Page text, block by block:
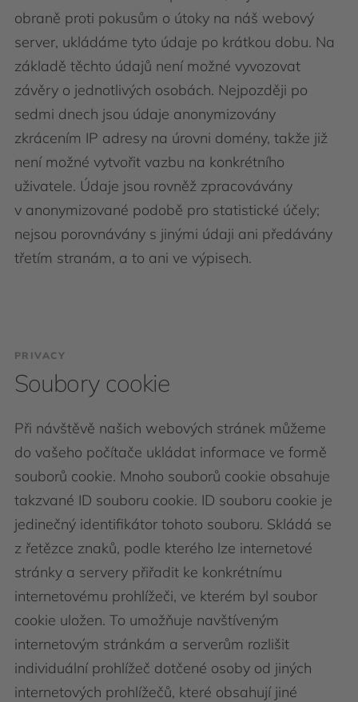
obraně proti pokusům o útoky na náš webový
server, ukládáme tyto údaje po krátkou dobu. Na
základě těchto údajů není možné vyvozovat
závěry o jednotlivých osobách. Nejpozději po
sedmi dnech jsou údaje anonymizovány
zkrácením IP adresy na úrovni domény, takže již
není možné vytvořit vazbu na konkrétního
uživatele. Údaje jsou rovněž zpracovávány
v anonymizované podobě pro statistické účely;
nejsou porovnávány s jinými údaji ani předávány
třetím stranám, a to ani ve výpisech.
PRIVACY
Soubory cookie
Při návštěvě našich webových stránek můžeme
do vašeho počítače ukládat informace ve formě
souborů cookie. Mnoho souborů cookie obsahuje
takzvané ID souboru cookie. ID souboru cookie je
jedinečný identifikátor tohoto souboru. Skládá se
z řetězce znaků, podle kterého lze internetové
stránky a servery přiřadit ke konkrétnímu
internetovému prohlížeči, ve kterém byl soubor
cookie uložen. To umožňuje navštíveným
internetovým stránkám a serverům rozlišit
individuální prohlížeč dotčené osoby od jiných
internetových prohlížečů, které obsahují jiné